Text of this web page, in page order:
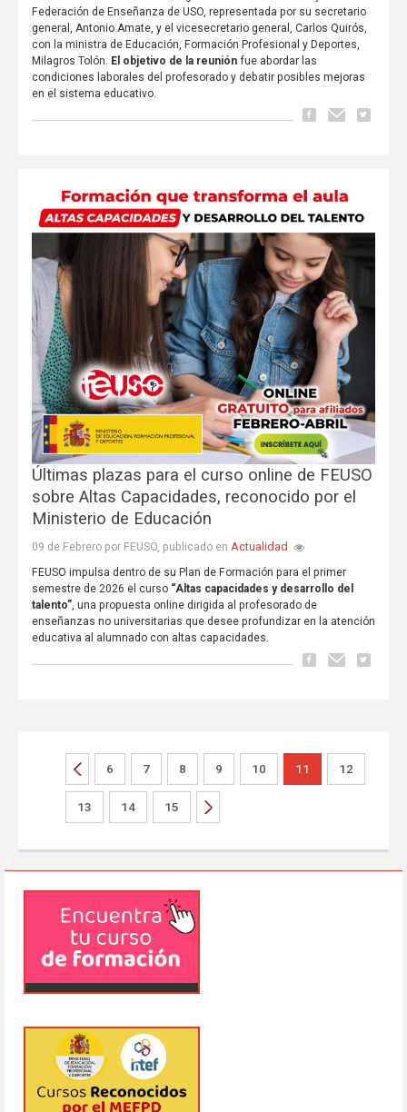
Federación de Enseñanza de USO, representada por su secretario
general, Antonio Amate, y el vicesecretario general, Carlos Quirós,
con la ministra de Educación, Formación Profesional y Deportes,
Milagros Tolón. El objetivo de la reuniónfue abordar las
condiciones laborales del profesorado y debatir posibles mejoras
en el sistema educativo.
Últimas plazas para el curso online de FEUSO
sobre Altas Capacidades, reconocido por el
Ministerio de Educación
09 de Febrero por FEUSO, publicado en Actualidad
FEUSO impulsa dentro de su Plan de Formación para el primer
semestre de 2026 el curso “Altas capacidades y desarrollo del
talento”, una propuesta online dirigida al profesorado de
enseñanzas no universitarias que desee profundizar en la atención
educativa al alumnado con altas capacidades.
6 7 8 9 10 11 12
13 14 15